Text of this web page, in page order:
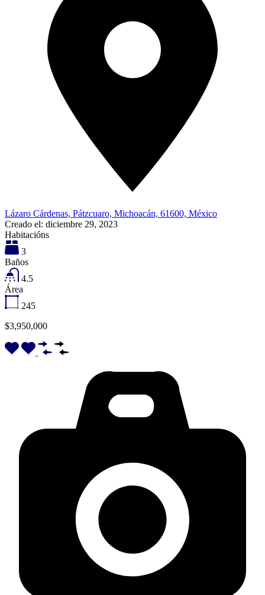
Lázaro Cárdenas, Pátzcuaro, Michoacán, 61600, México
Creado el: diciembre 29, 2023
Habitacións
3
Baños
4.5
Área
245
$3,950,000